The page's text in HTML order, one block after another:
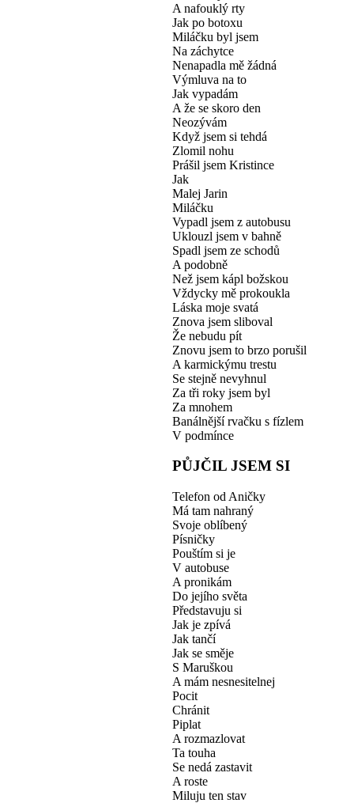
A nafouklý rty
Jak po botoxu
Miláčku byl jsem
Na záchytce
Nenapadla mě žádná
Výmluva na to
Jak vypadám
A že se skoro den
Neozývám
Když jsem si tehdá
Zlomil nohu
Prášil jsem Kristince
Jak
Malej Jarin
Miláčku
Vypadl jsem z autobusu
Uklouzl jsem v bahně
Spadl jsem ze schodů
A podobně
Než jsem kápl božskou
Vždycky mě prokoukla
Láska moje svatá
Znova jsem sliboval
Že nebudu pít
Znovu jsem to brzo porušil
A karmickýmu trestu
Se stejně nevyhnul
Za tři roky jsem byl
Za mnohem
Banálnější rvačku s fízlem
V podmínce
PŮJČIL JSEM SI
Telefon od Aničky
Má tam nahraný
Svoje oblíbený
Písničky
Pouštím si je
V autobuse
A pronikám
Do jejího světa
Představuju si
Jak je zpívá
Jak tančí
Jak se směje
S Maruškou
A mám nesnesitelnej
Pocit
Chránit
Piplat
A rozmazlovat
Ta touha
Se nedá zastavit
A roste
Miluju ten stav